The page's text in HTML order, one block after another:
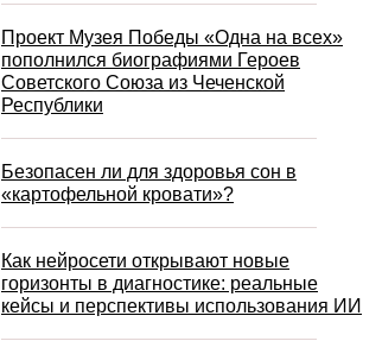
Проект Музея Победы «Одна на всех»
пополнился биографиями Героев
Советского Союза из Чеченской
Республики
Безопасен ли для здоровья сон в
«картофельной кровати»?
Как нейросети открывают новые
горизонты в диагностике: реальные
кейсы и перспективы использования ИИ